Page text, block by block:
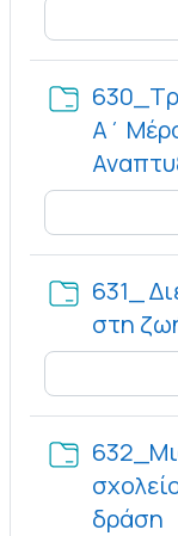
Α΄
631_
στη
δράση